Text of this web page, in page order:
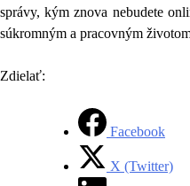
správy, kým znova nebudete
súkromným a pracovným
Zdielať:
Facebook
X (Twitter)